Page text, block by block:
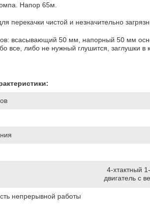
Напор 65м.
перекачки чистой и незначительно
всасывающий 50 мм, напорный 50 мм
все, либо не нужный глушится, заглушки в
4-хтактный
двигатель с
непрерывной работы